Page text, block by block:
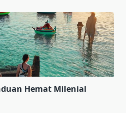
Hemat Milenial